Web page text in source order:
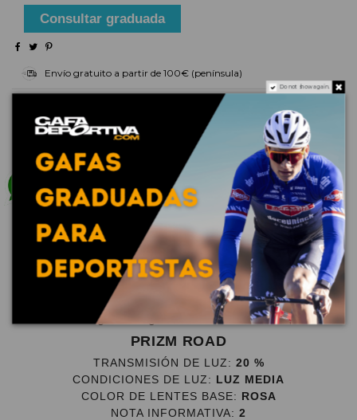
Consultar graduada
Envío gratuito a partir de 100€ (península)
Tiempo de entrega: 48 horas en productos de stock
Descripción
La ingeniería de Oakley lleva el rendimiento al
siguiente nivel al mismo tiempo que aporta estilo.
Flak 2.0 tiene una montura de tamaño estándar con
mayor cobertura de la lente y cada milímetro de la
lente se ha optimizado con High Definition Optics™
en un diseño duradero aunque ligero a la vez.
Diseñadas para superar sus límites con la tecnología
patentada XYZ Optics™ para una claridad cristalina y
un agarre seguro de Unobtanium™
PRIZM ROAD
TRANSMISIÓN DE LUZ: 20 %
CONDICIONES DE LUZ: LUZ MEDIA
COLOR DE LENTES BASE: ROSA
NOTA INFORMATIVA: 2
Do not show again.